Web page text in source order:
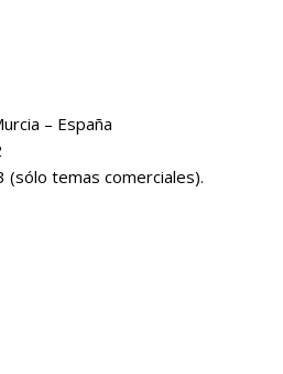
– España
temas comerciales).